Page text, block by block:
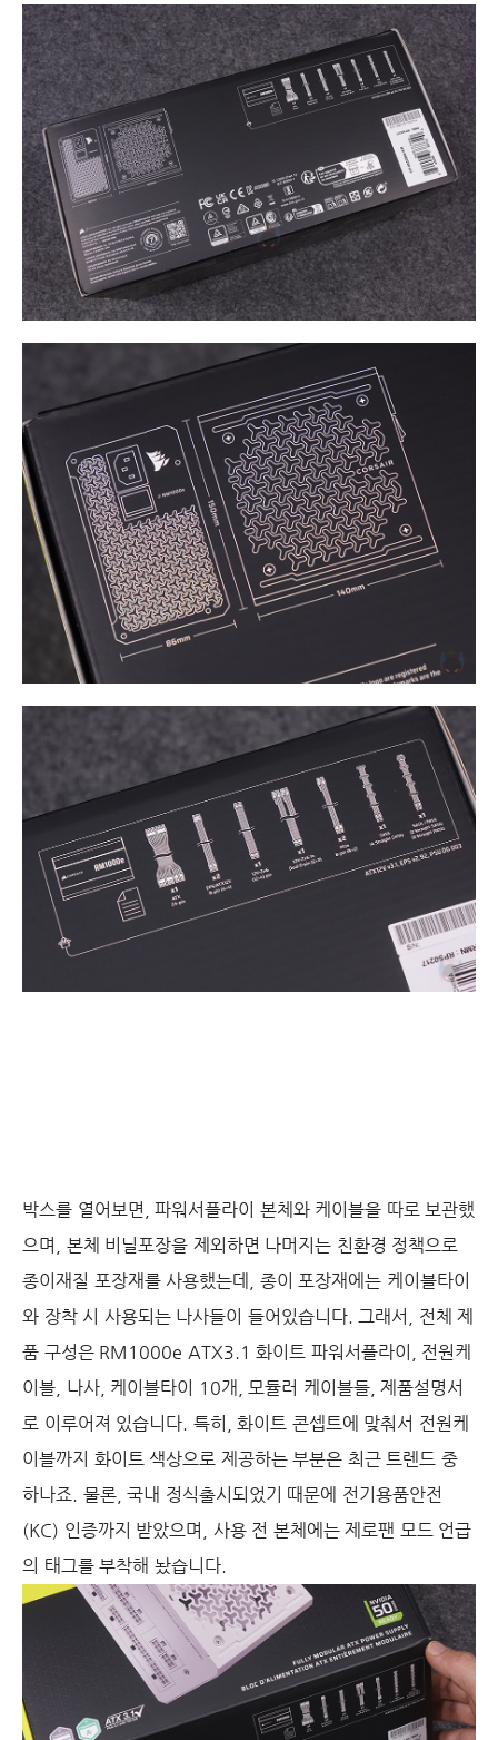
박스를 열어보면, 파워서플라이 본체와 케이블을 따로 보관했
으며, 본체 비닐포장을 제외하면 나머지는 친환경 정책으로
종이재질 포장재를 사용했는데, 종이 포장재에는 케이블타이
와 장착 시 사용되는 나사들이 들어있습니다. 그래서, 전체 제
품 구성은 RM1000e ATX3.1 화이트 파워서플라이, 전원케
이블, 나사, 케이블타이 10개, 모듈러 케이블들, 제품설명서
로 이루어져 있습니다. 특히, 화이트 콘셉트에 맞춰서 전원케
이블까지 화이트 색상으로 제공하는 부분은 최근 트렌드 중
하나죠. 물론, 국내 정식출시되었기 때문에 전기용품안전
(KC) 인증까지 받았으며, 사용 전 본체에는 제로팬 모드 언급
의 태그를 부착해 놨습니다.